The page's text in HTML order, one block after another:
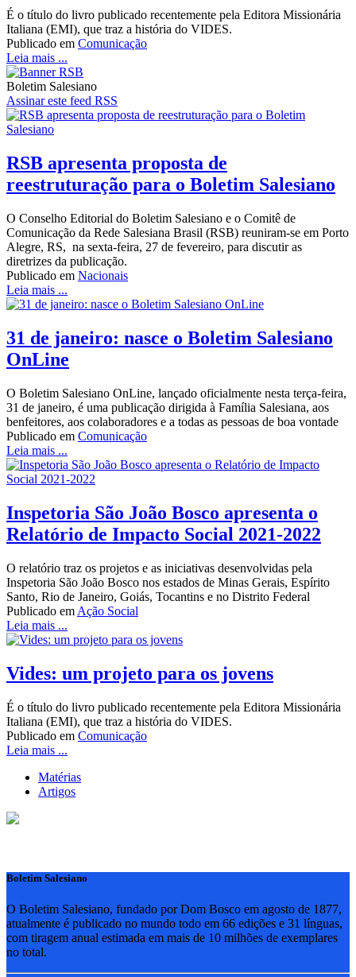
É o título do livro publicado recentemente pela Editora Missionária
Italiana (EMI), que traz a história do VIDES.
Publicado em Comunicação
Leia mais ...
Boletim Salesiano
Assinar este feed RSS
RSB apresenta proposta de
reestruturação para o Boletim Salesiano
O Conselho Editorial do Boletim Salesiano e o Comitê de
Comunicação da Rede Salesiana Brasil (RSB) reuniram-se em Porto
Alegre, RS, na sexta-feira, 27 de fevereiro, para discutir as
diretrizes da publicação.
Publicado em Nacionais
Leia mais ...
31 de janeiro: nasce o Boletim Salesiano
OnLine
O Boletim Salesiano OnLine, lançado oficialmente nesta terça-feira,
31 de janeiro, é uma publicação dirigida à Família Salesiana, aos
benfeitores, aos colaboradores e a todas as pessoas de boa vontade
Publicado em Comunicação
Leia mais ...
Inspetoria São João Bosco apresenta o
Relatório de Impacto Social 2021-2022
O relatório traz os projetos e as iniciativas desenvolvidas pela
Inspetoria São João Bosco nos estados de Minas Gerais, Espírito
Santo, Rio de Janeiro, Goiás, Tocantins e no Distrito Federal
Publicado em Ação Social
Leia mais ...
Vides: um projeto para os jovens
É o título do livro publicado recentemente pela Editora Missionária
Italiana (EMI), que traz a história do VIDES.
Publicado em Comunicação
Leia mais ...
Matérias
Artigos
Boletim Salesiano
O Boletim Salesiano, fundado por Dom Bosco em agosto de 1877,
atualmente é publicado no mundo todo em 66 edições e 31 línguas,
com tiragem anual estimada em mais de 10 milhões de exemplares
no total.